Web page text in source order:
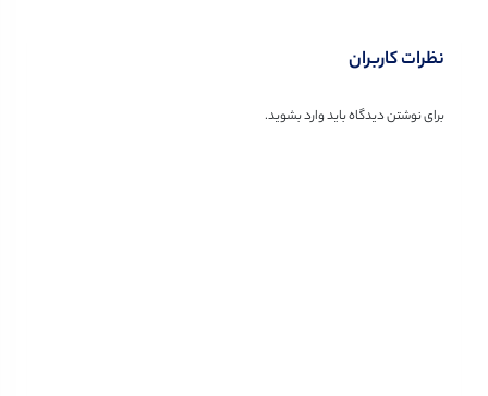
نظرات کاربران
برای نوشتن دیدگاه بایدوارد بشوید.